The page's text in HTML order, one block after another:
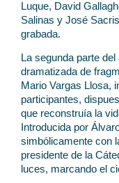
Luque, David
Salinas y José
grabada.
La segunda parte
dramatizada de
Mario Vargas Llosa,
participantes,
que reconstruía la
Introducida por
simbólicamente con
presidente de la
luces, marcando el